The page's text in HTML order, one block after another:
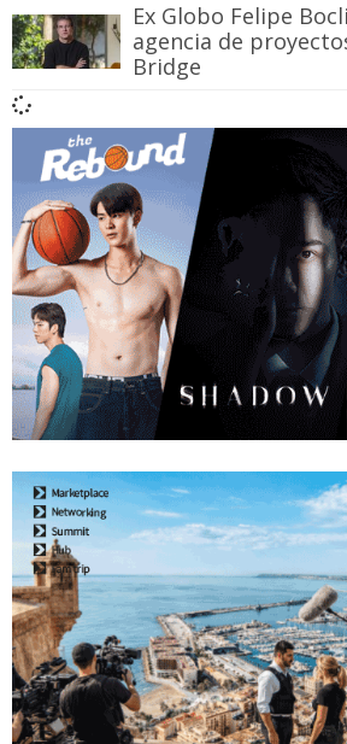
Ex Globo Felipe
agencia de
Bridge